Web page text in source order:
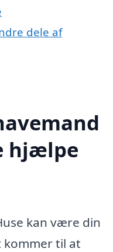
dele af
hjælpe
kan være din
kommer til at